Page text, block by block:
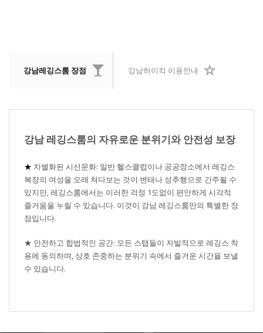
강남레깅스룸 장점 강남하이킥 이용안내
강남레깅스룸의 자유로운 분위기와 안전성 보장
★ 차별화된 시선문화: 일반 헬스클럽이나 공공장소에서 레깅스
복장의 여성을 오래 쳐다보는 것이 변태나 성추행으로 간주될 수
있지만, 레깅스룸에서는 이러한 걱정 1도없이 편안하게 시각적
즐거움을 누릴 수 있습니다. 이것이 강남 레깅스룸만의 특별한 장
점입니다.
★ 안전하고 합법적인 공간: 모든 스탭들이 자발적으로 레깅스 착
용에 동의하며, 상호 존중하는 분위기 속에서 즐거운 시간을 보낼
수 있습니다.